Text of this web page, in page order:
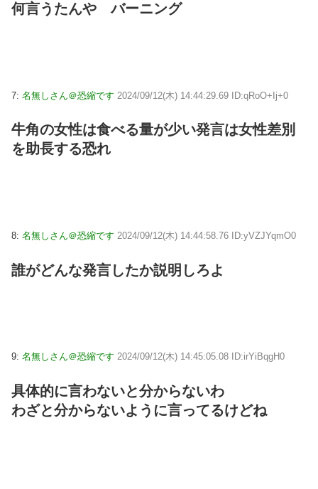
何言うたんや バーニング
7: 名無しさん＠恐縮です 2024/09/12(木) 14:44:29.69 ID:qRoO+Ij+0
牛角の女性は食べる量が少い発言は女性差別
を助長する恐れ
8: 名無しさん＠恐縮です 2024/09/12(木) 14:44:58.76 ID:yVZJYqmO0
誰がどんな発言したか説明しろよ
9: 名無しさん＠恐縮です 2024/09/12(木) 14:45:05.08 ID:irYiBqgH0
具体的に言わないと分からないわ
わざと分からないように言ってるけどね